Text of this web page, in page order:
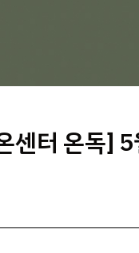
센터 온독]